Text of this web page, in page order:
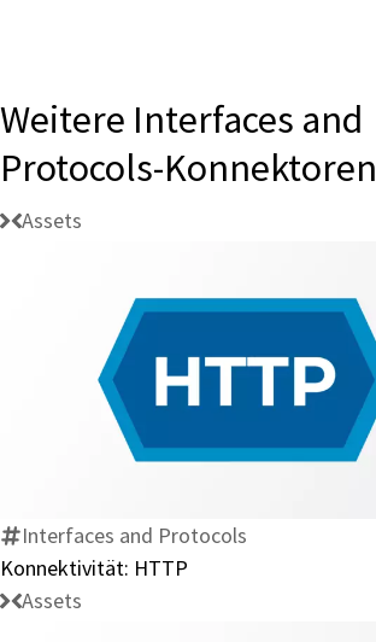
Weitere Interfaces and
Protocols-Konnektoren
Assets
Konnektivität:
Interfaces and Protocols
Konnektivität: HTTP
Assets